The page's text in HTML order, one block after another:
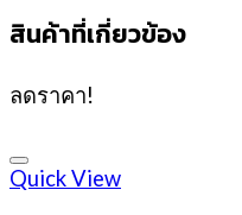
สินค้าที่เกี่ยวข้อง
ลดราคา!
Quick View